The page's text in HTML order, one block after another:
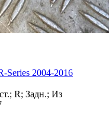
Series 2004-2016
R; Задн.; Из